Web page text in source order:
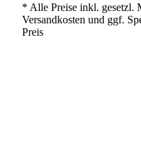
* Alle Preise inkl. gesetzl.
Versandkosten und ggf.
Preis